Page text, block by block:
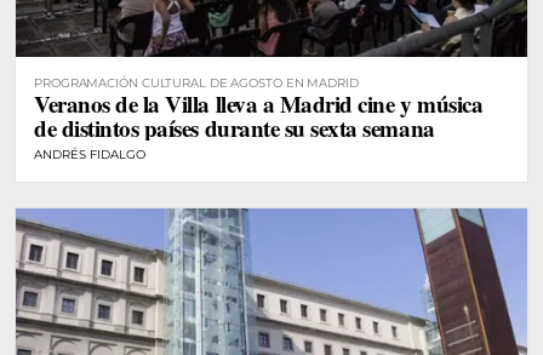
PROGRAMACIÓN CULTURAL DE AGOSTO EN MADRID
Veranos de la Villa lleva a Madrid cine y música
de distintos países durante su sexta semana
ANDRÉS FIDALGO